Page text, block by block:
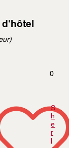
d'hôtel
0
S
h
e
r
l